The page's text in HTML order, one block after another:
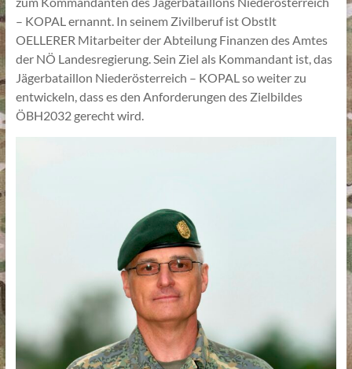
– KOPAL ernannt. In seinem Zivilberuf ist Obstlt
OELLERER Mitarbeiter der Abteilung Finanzen des Amtes
der NÖ Landesregierung. Sein Ziel als Kommandant ist, das
Jägerbataillon Niederösterreich – KOPAL so weiter zu
entwickeln, dass es den Anforderungen des Zielbildes
ÖBH2032 gerecht wird.